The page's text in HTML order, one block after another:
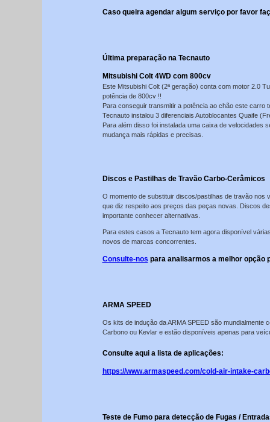
Caso queira agendar algum serviço por favor
Última preparação na Tecnauto
Mitsubishi Colt 4WD com 800cv
Este Mitsubishi Colt (2ª geração) conta com motor 2.0
potência de 800cv !!
Para conseguir transmitir a potência ao chão este carro
Tecnauto instalou 3 diferenciais Autoblocantes Quaife
Para além disso foi instalada uma caixa de velocidades
mudança mais rápidas e precisas.
Discos e Pastilhas de Travão Carbo-Cerâmicos
O momento de substituir discos/pastilhas de travão
que diz respeito aos preços das peças novas. Discos
importante conhecer alternativas.
Para estes casos a Tecnauto tem agora disponível
novos de marcas concorrentes.
Consulte-nos para analisarmos a melhor opção
ARMA SPEED
Os kits de indução da ARMA SPEED são mundialmente
Carbono ou Kevlar e estão disponíveis apenas para
Consulte aqui a lista de aplicações:
https://www.armaspeed.com/cold-air-intake-
Teste de Fumo para detecção de Fugas /